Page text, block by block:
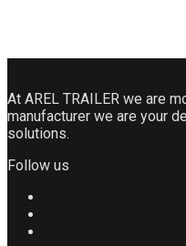
At AREL TRAILER we are
manufacturer we are your
solutions.
Follow us